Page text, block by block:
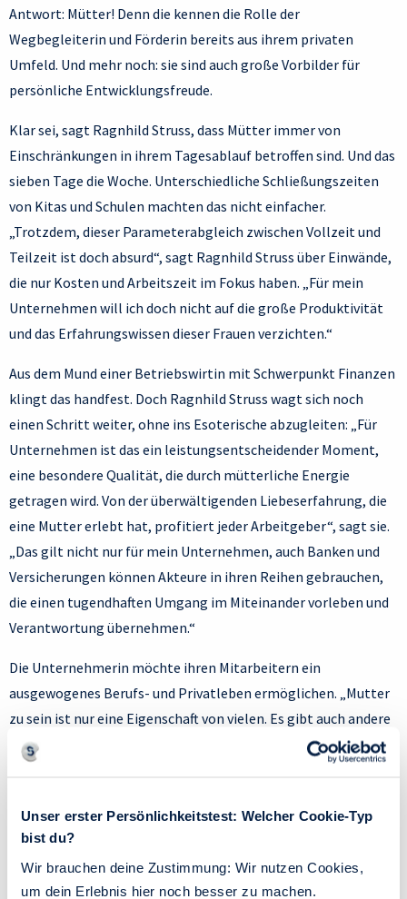
Unser erster Persönlichkeitstest: Welcher Cookie-Typ
bist du?
Wir brauchen deine Zustimmung: Wir nutzen Cookies,
um dein Erlebnis hier noch besser zu machen.
Antwort: Mütter! Denn die kennen die Rolle der
Wegbegleiterin und Förderin bereits aus ihrem privaten
Umfeld. Und mehr noch: sie sind auch große Vorbilder für
persönliche Entwicklungsfreude.
Klar sei, sagt Ragnhild Struss, dass Mütter immer von
Einschränkungen in ihrem Tagesablauf betroffen sind. Und das
sieben Tage die Woche. Unterschiedliche Schließungszeiten
von Kitas und Schulen machten das nicht einfacher.
„Trotzdem, dieser Parameterabgleich zwischen Vollzeit und
Teilzeit ist doch absurd“, sagt Ragnhild Struss über Einwände,
die nur Kosten und Arbeitszeit im Fokus haben. „Für mein
Unternehmen will ich doch nicht auf die große Produktivität
und das Erfahrungswissen dieser Frauen verzichten.“
Aus dem Mund einer Betriebswirtin mit Schwerpunkt Finanzen
klingt das handfest. Doch Ragnhild Struss wagt sich noch
einen Schritt weiter, ohne ins Esoterische abzugleiten: „Für
Unternehmen ist das ein leistungsentscheidender Moment,
eine besondere Qualität, die durch mütterliche Energie
getragen wird. Von der überwältigenden Liebeserfahrung, die
eine Mutter erlebt hat, profitiert jeder Arbeitgeber“, sagt sie.
„Das gilt nicht nur für mein Unternehmen, auch Banken und
Versicherungen können Akteure in ihren Reihen gebrauchen,
die einen tugendhaften Umgang im Miteinander vorleben und
Verantwortung übernehmen.“
Die Unternehmerin möchte ihren Mitarbeitern ein
ausgewogenes Berufs- und Privatleben ermöglichen. „Mutter
zu sein ist nur eine Eigenschaft von vielen. Es gibt auch andere
Lebensmodelle, die mit der altbekannten Vollzeitstelle nicht
mehr vereinbar sind. Individuelle Arbeitsgestaltung wird
Wissensmanagerin promoviert nebenbei und ein Berater
absolviert neben der Tätigkeit bei Struss und Partner eine
therapeutische Ausbildung.“